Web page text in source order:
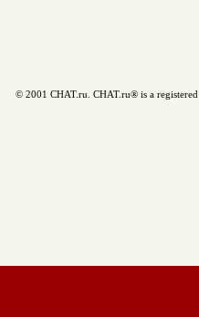
© 2001 CHAT.ru. CHAT.ru® is a